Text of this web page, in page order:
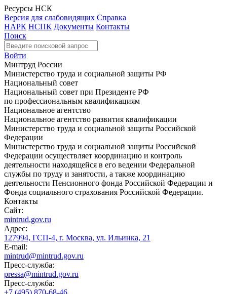
Ресурсы НСК
Версия для слабовидящих Справка
НАРК НСПК Документы Контакты
Поиск
Войти
Минтруд России
Министерство труда и социальной защиты РФ
Национальный совет
Национальный совет при Президенте РФ
по профессиональным квалификациям
Национальное агентство
Национальное агентство развития квалификации
Министерство труда и социальной защиты Российской
Федерации
Министерство труда и социальной защиты Российской
Федерации осуществляет координацию и контроль
деятельности находящейся в его ведении Федеральной
службы по труду и занятости, а также координацию
деятельности Пенсионного фонда Российской Федерации и
Фонда социального страхования Российской Федерации.
Контакты
Сайт:
mintrud.gov.ru
Адрес:
127994, ГСП-4, г. Москва, ул. Ильинка, 21
E-mail:
mintrud@mintrud.gov.ru
Пресс-служба:
pressa@mintrud.gov.ru
Пресс-служба:
+7 (495) 870-68-46